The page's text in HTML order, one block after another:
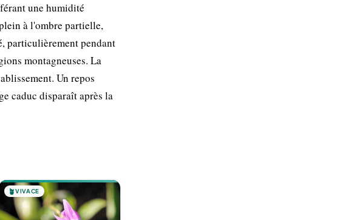
une humidité
à l'ombre partielle,
particulièrement pendant
montagneuses. La
Un repos
caduc disparaît après la
🪴VIVACE